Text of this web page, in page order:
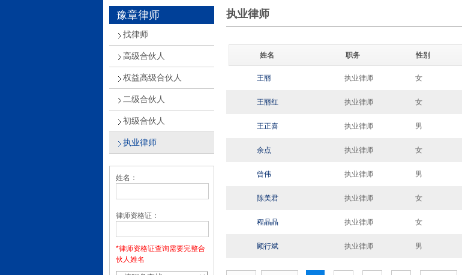
豫章律师
找律师
高级合伙人
权益高级合伙人
二级合伙人
初级合伙人
执业律师
姓名：
律师资格证：
*律师资格证查询需要完整合
伙人姓名
执业律师
姓名 职务 性别
王丽 执业律师 女
王丽红 执业律师 女
王正喜 执业律师 男
余点 执业律师 女
曾伟 执业律师 男
陈美君 执业律师 女
程晶晶 执业律师 女
顾行斌 执业律师 男